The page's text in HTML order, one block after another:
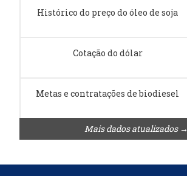
Histórico do preço do óleo de soja
Cotação do dólar
Metas e contratações de biodiesel
Mais dados atualizados →